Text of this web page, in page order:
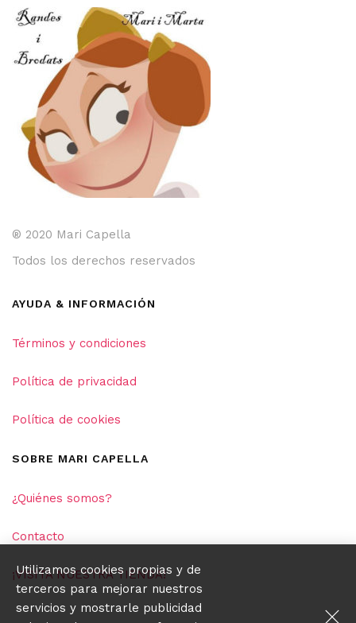
® 2020 Mari Capella
Todos los derechos reservados
AYUDA & INFORMACIÓN
Términos y condiciones
Política de privacidad
Política de cookies
SOBRE MARI CAPELLA
¿Quiénes somos?
Contacto
¡VISITA NUESTRA TIENDA!
Utilizamos cookies propias y de
terceros para mejorar nuestros
servicios y mostrarle publicidad